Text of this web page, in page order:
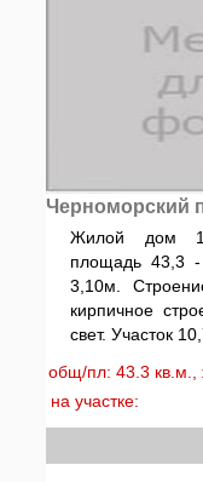
Черноморский
Жилой дом
площадь 43,3
3,10м.
кирпичное
свет. Участок
общ/пл: 43.3 кв.м.,
на участке: